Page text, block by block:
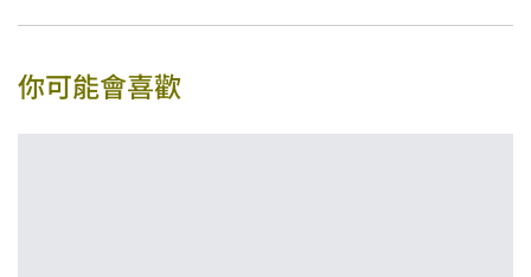
你可能會喜歡